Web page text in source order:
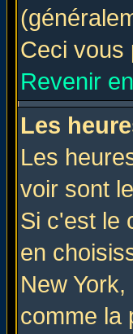
Ceci vous
Revenir
Les
Les
voir sont
Si c'est le
en
New
comme la